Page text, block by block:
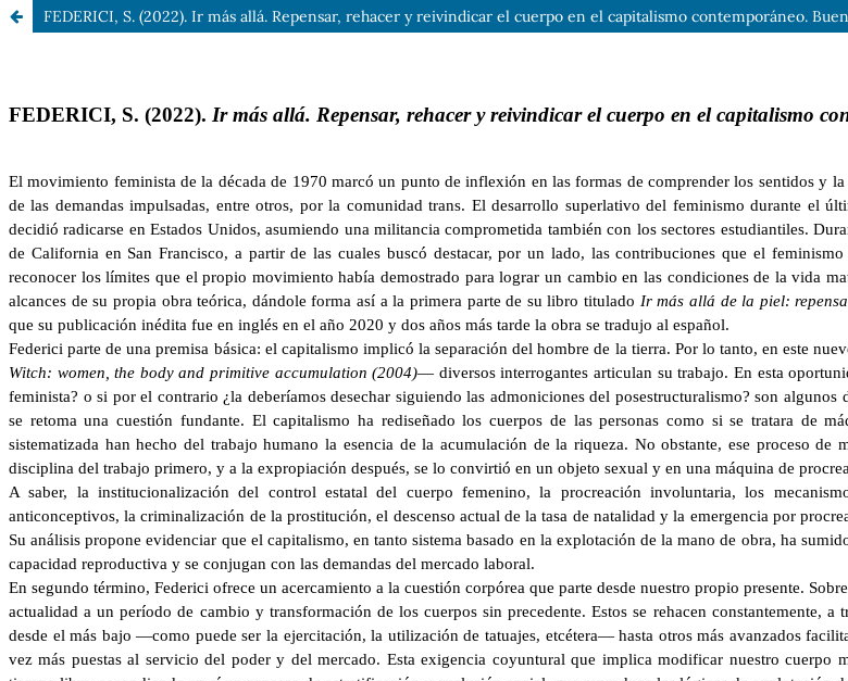
FEDERICI, S. (2022). Ir más allá. Repensar, rehacer y reivindicar el cuerpo en el capitalismo contemporáneo.